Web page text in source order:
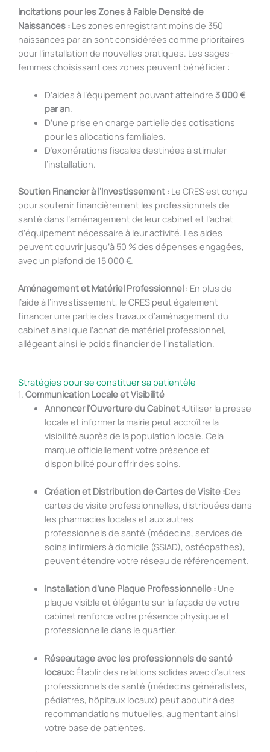
Incitations pour les Zones à Faible Densité de
Naissances : Les zones enregistrant moins de 350
naissances par an sont considérées comme prioritaires
pour l’installation de nouvelles pratiques. Les sages-
femmes choisissant ces zones peuvent bénéficier :
D’aides à l’équipement pouvant atteindre 3 000 €
par an.
D’une prise en charge partielle des cotisations
pour les allocations familiales.
D’exonérations fiscales destinées à stimuler
l’installation.
Soutien Financier à l’Investissement : Le CRES est conçu
pour soutenir financièrement les professionnels de
santé dans l’aménagement de leur cabinet et l’achat
d’équipement nécessaire à leur activité. Les aides
peuvent couvrir jusqu’à 50 % des dépenses engagées,
avec un plafond de 15 000 €.
Aménagement et Matériel Professionnel : En plus de
l’aide à l’investissement, le CRES peut également
financer une partie des travaux d’aménagement du
cabinet ainsi que l’achat de matériel professionnel,
allégeant ainsi le poids financier de l’installation.
Stratégies pour se constituer sa patientèle
1. Communication Locale et Visibilité
Annoncer l’Ouverture du Cabinet :Utiliser la presse
locale et informer la mairie peut accroître la
visibilité auprès de la population locale. Cela
marque officiellement votre présence et
disponibilité pour offrir des soins.
Création et Distribution de Cartes de Visite :Des
cartes de visite professionnelles, distribuées dans
les pharmacies locales et aux autres
professionnels de santé (médecins, services de
soins infirmiers à domicile (SSIAD), ostéopathes),
peuvent étendre votre réseau de référencement.
Installation d’une Plaque Professionnelle : Une
plaque visible et élégante sur la façade de votre
cabinet renforce votre présence physique et
professionnelle dans le quartier.
Réseautage avec les professionnels de santé
locaux: Établir des relations solides avec d’autres
professionnels de santé (médecins généralistes,
pédiatres, hôpitaux locaux) peut aboutir à des
recommandations mutuelles, augmentant ainsi
votre base de patientes.